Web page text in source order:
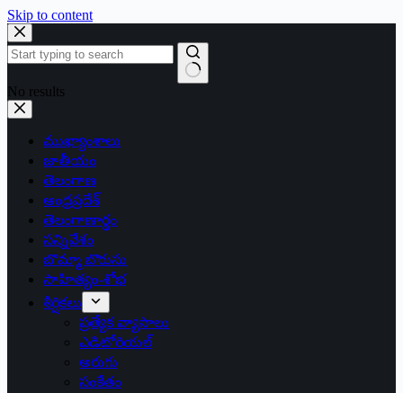
Skip to content
No results
ముఖ్యాంశాలు
జాతీయం
తెలంగాణ
ఆంధ్రప్రదేశ్
తెలంగాణార్థం
సన్నివేశం
బొమ్మా బొరుసు
సాహిత్యం-శోభ
శీర్షికలు
ప్రత్యేక వ్యాసాలు
ఎడిటోరియల్
అరుగు
సంకేతం